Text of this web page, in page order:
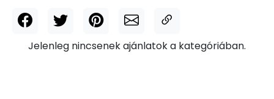
Jelenleg nincsenek ajánlatok a kategóriában.